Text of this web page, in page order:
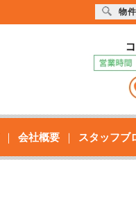
会社概要 スタッフブ
物